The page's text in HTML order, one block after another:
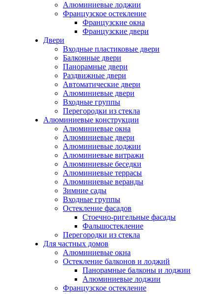
Алюминиевые лоджии
Французское остекление
Французские окна
Французские двери
Двери
Входные пластиковые двери
Балконные двери
Панорамные двери
Раздвижные двери
Автоматические двери
Алюминиевые двери
Входные группы
Перегородки из стекла
Алюминиевые конструкции
Алюминиевые окна
Алюминиевые двери
Алюминиевые лоджии
Алюминиевые витражи
Алюминиевые беседки
Алюминиевые террасы
Алюминиевые веранды
Зимние сады
Входные группы
Остекление фасадов
Стоечно-ригельные фасады
Фальшостекление
Перегородки из стекла
Для частных домов
Алюминиевые окна
Остекление балконов и лоджий
Панорамные балконы и лоджии
Алюминиевые лоджии
Французское остекление